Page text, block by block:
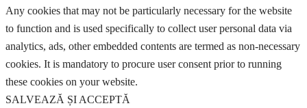
Any cookies that may not be particularly necessary for the website
to function and is used specifically to collect user personal data via
analytics, ads, other embedded contents are termed as non-necessary
cookies. It is mandatory to procure user consent prior to running
these cookies on your website.
SALVEAZĂ ȘI ACCEPTĂ